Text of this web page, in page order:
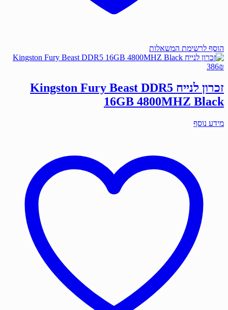
הוסף לרשימת המשאלות
386₪
זכרון לנייח Kingston Fury Beast DDR5
16GB 4800MHZ Black
מידע נוסף